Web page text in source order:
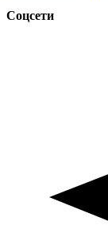
Соцсети